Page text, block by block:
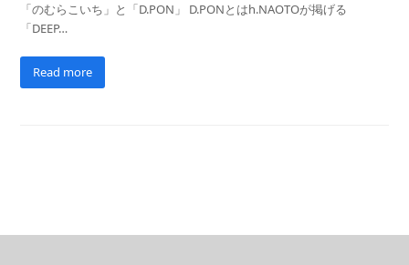
「のむらこいち」と「D.PON」 D.PONとはh.NAOTOが掲げる
「DEEP…
Read more